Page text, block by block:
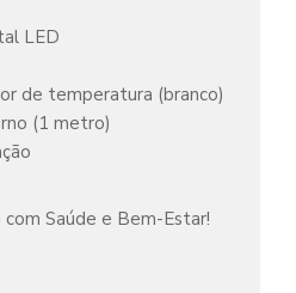
LED
de temperatura (branco)
(1 metro)
com Saúde e Bem-Estar!